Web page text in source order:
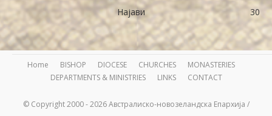
Најави
30
Home BISHOP DIOCESE CHURCHES
MONASTERIES
DEPARTMENTS & MINISTRIES
LINKS CONTACT
© Copyright 2000 - 2026 Австралиско-новозеландска Епархија /